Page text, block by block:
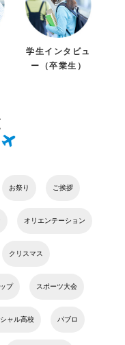
学生インタビュ
ー（卒業生）
お祭り ご挨拶
オリエンテーション
クリスマス
プ スポーツ大会
ャル高校 パブロ